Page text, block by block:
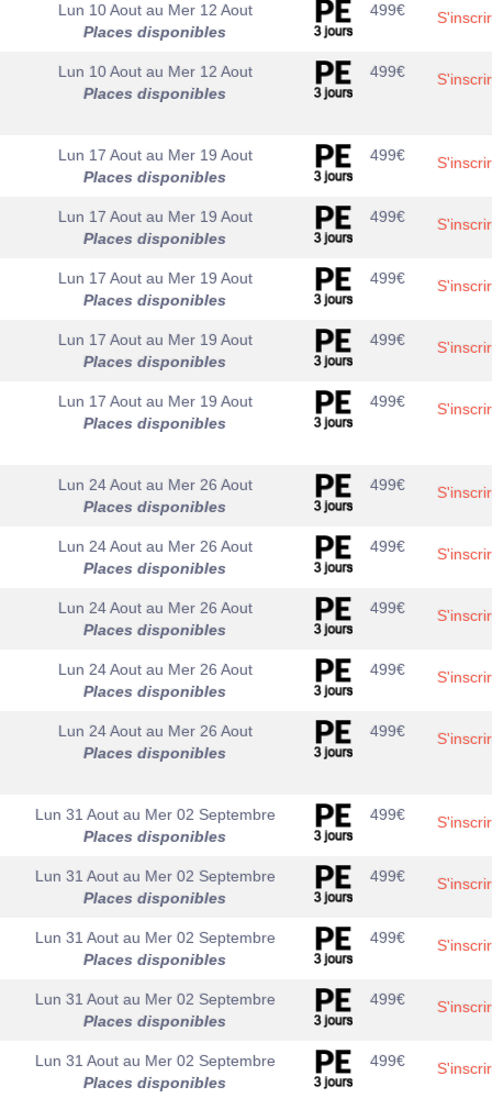
Lun 10 Aout au Mer 12 Aout
Places disponibles
499€
Lun 10 Aout au Mer 12 Aout
Places disponibles
499€
Lun 17 Aout au Mer 19 Aout
Places disponibles
499€
Lun 17 Aout au Mer 19 Aout
Places disponibles
499€
Lun 17 Aout au Mer 19 Aout
Places disponibles
499€
Lun 17 Aout au Mer 19 Aout
Places disponibles
499€
Lun 17 Aout au Mer 19 Aout
Places disponibles
499€
Lun 24 Aout au Mer 26 Aout
Places disponibles
499€
Lun 24 Aout au Mer 26 Aout
Places disponibles
499€
Lun 24 Aout au Mer 26 Aout
Places disponibles
499€
Lun 24 Aout au Mer 26 Aout
Places disponibles
499€
Lun 24 Aout au Mer 26 Aout
Places disponibles
499€
Lun 31 Aout au Mer 02 Septembre
Places disponibles
499€
Lun 31 Aout au Mer 02 Septembre
Places disponibles
499€
Lun 31 Aout au Mer 02 Septembre
Places disponibles
499€
Lun 31 Aout au Mer 02 Septembre
Places disponibles
499€
Lun 31 Aout au Mer 02 Septembre
Places disponibles
499€